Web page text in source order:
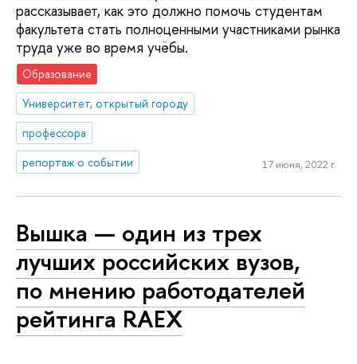
рассказывает, как это должно помочь студентам
факультета стать полноценными участниками рынка
труда уже во время учёбы.
Образование
Университет, открытый городу
профессора
репортаж о событии
17 июня, 2022 г.
Вышка — один из трех
лучших российских вузов,
по мнению работодателей
рейтинга RAEX